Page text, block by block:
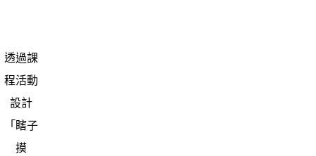
透過課
程活動
設計
「瞎子
摸